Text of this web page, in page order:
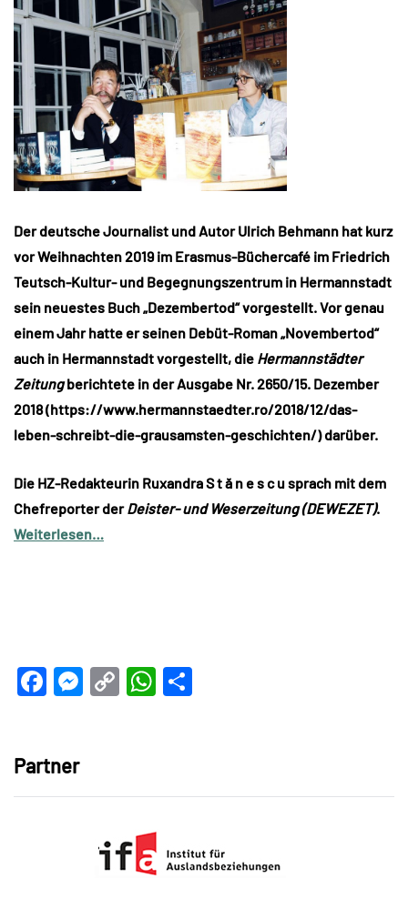
Der deutsche Journalist und Autor Ulrich Behmann hat kurz
vor Weihnachten 2019 im Erasmus-Büchercafé im Friedrich
Teutsch-Kultur- und Begegnungszentrum in Hermannstadt
sein neuestes Buch „Dezembertod“ vorgestellt. Vor genau
einem Jahr hatte er seinen Debüt-Roman „Novembertod“
auch in Hermannstadt vorgestellt, die Hermannstädter
Zeitungberichtete in der Ausgabe Nr. 2650/15. Dezember
2018 (https://www.hermannstaedter.ro/2018/12/das-
leben-schreibt-die-grausamsten-geschichten/) darüber.
Die HZ-Redakteurin Ruxandra S t ă n e s c u sprach mit dem
Chefreporter derDeister- und Weserzeitung (DEWEZET).
Weiterlesen…
Facebook
Messenger
CopyWhatsApp
Partner